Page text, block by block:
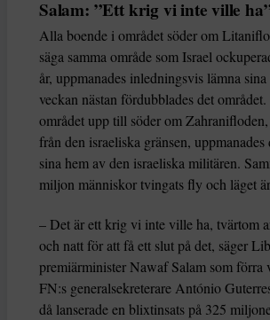
Salam: ”Ett krig vi inte ville
Alla boende i området söder om
säga samma område som Israel
år, uppmanades inledningsvis lämna
veckan nästan fördubblades det
området upp till söder om
från den israeliska gränsen, uppmanades
sina hem av den israeliska militären.
miljon människor tvingats fly och läget
– Det är ett krig vi inte ville ha, tvärtom
och natt för att få ett slut på det, säger
premiärminister Nawaf Salam som förra
FN:s generalsekreterare António
då lanserade en blixtinsats på 325